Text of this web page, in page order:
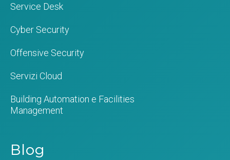
Service Desk
Cyber Security
Offensive Security
Servizi Cloud
Building Automation e Facilities
Management
Blog